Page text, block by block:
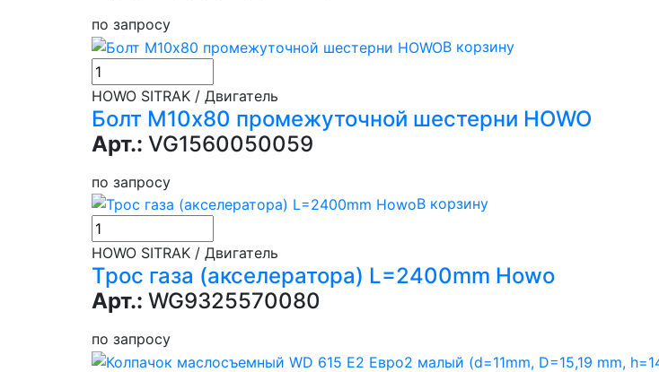
по запросу
В корзину
HOWO SITRAK / Двигатель
Болт М10х80 промежуточной шестерни HOWO
Арт.: VG1560050059
по запросу
В корзину
HOWO SITRAK / Двигатель
Трос газа (акселератора) L=2400mm Howo
Арт.: WG9325570080
по запросу